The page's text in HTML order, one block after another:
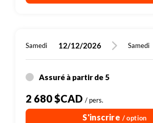
Samedi 12/12/2026 Samedi
Assuré à partir de 5
2 680 $CAD / pers.
S'inscrire / option